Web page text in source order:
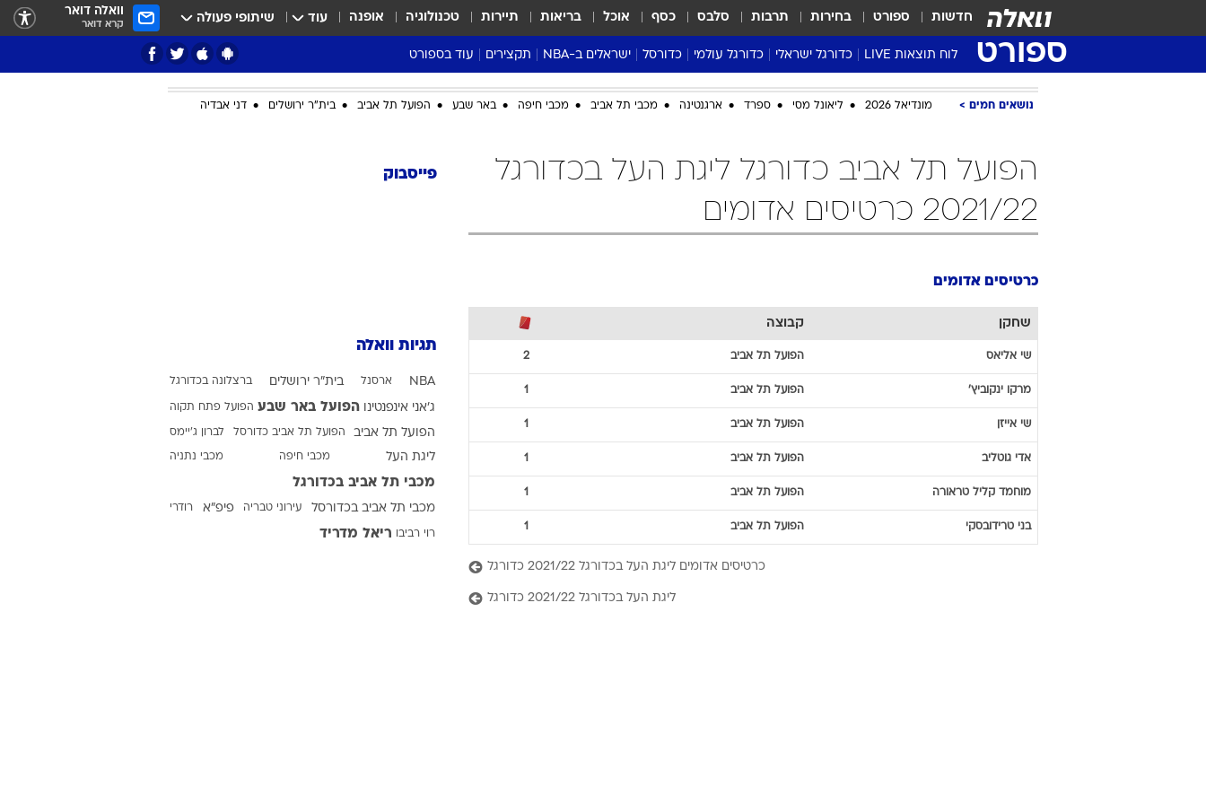
חדשות ספורט בחירות תרבות סלבס כסף אוכל בריאות תיירות טכנולוגיה אופנה עוד שיתופי פעולה וואלה דואר
קרא דואר
ספורט לוח תוצאות LIVE כדורגל ישראלי
ליגת העל Winner
גביע הטוטו
נבחרות ישראל
כדורגל עולמי
ליגה אנגלית
ליגה גרמנית
ליגת האלופות
כדורסל
ליגת העל
ליגה לאומית
ישראלים ב-NBA
דני אבדיה
תקצירים עוד בספורט
מונדיאל 2026
NBA
פודקאסטים
ענפים נוספים
לוח שידורים
החידה של ספורט1
ארכיון מדורים מחוץ לקווים
נושאים חמים מונדיאל 2026 ליאונל מסי ספרד ארגנטינה מכבי תל אביב מכבי חיפה באר שבע הפועל תל אביב בית"ר ירושלים דני אבדיה
הפועל תל אביב כדורגל ליגת העל בכדורגל
2021/22 כרטיסים אדומים
כרטיסים אדומים
שחקן קבוצה
שי אליאס הפועל תל אביב 2
מרקו ינקוביץ' הפועל תל אביב 1
שי אייזן הפועל תל אביב 1
אדי גוטליב הפועל תל אביב 1
מוחמד קליל טראורה הפועל תל אביב 1
בני טרידובסקי הפועל תל אביב 1
כרטיסים אדומים ליגת העל בכדורגל 2021/22 כדורגל
ליגת העל בכדורגל 2021/22 כדורגל
פייסבוק
תגיות וואלה
NBA ארסנל בית"ר ירושלים ברצלונה בכדורגל
ג'אני אינפנטינו הפועל באר שבע הפועל פתח תקוה
הפועל תל אביב הפועל תל אביב כדורסל לברון ג'יימס
ליגת העל מכבי חיפה מכבי נתניה
מכבי תל אביב בכדורגל
מכבי תל אביב בכדורסל עירוני טבריה פיפ"א רודרי
רוי רביבו ריאל מדריד